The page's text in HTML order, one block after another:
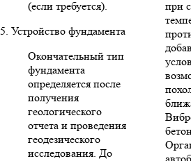
(если требуется).
5. Устройство фундамента
Окончательный тип
фундамента
определяется после
получения
геологического
отчета и проведения
геодезического
исследования. До
при